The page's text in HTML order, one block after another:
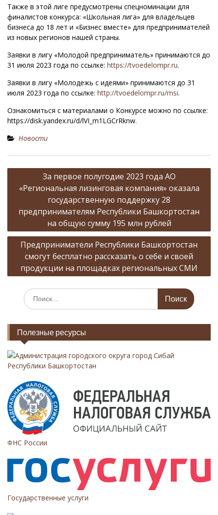
Также в этой лиге предусмотрены спецноминации для
финалистов конкурса: «Школьная лига» для владельцев
бизнеса до 18 лет и «Бизнес вместе» для предпринимателей
из новых регионов нашей страны.
Заявки в лигу «Молодой предприниматель» принимаются до
31 июля 2023 года по ссылке: https://tvoedelompr.ru.
Заявки в лигу «Молодежь с идеями» принимаются до 31
июля 2023 года по ссылке: http://tvoedelompr.ru/msi.
Ознакомиться с материалами о Конкурсе можно по ссылке:
https://disk.yandex.ru/d/lVI_m1LGCrRknw.
Новости
Н
г
и
п
с
я
м
За первое полугодие 2023 года АО
«Региональная лизинговая компания» оказала
государственную поддержку 28
предпринимателям Республики Башкортостан
на общую сумму 195 млн рублей
Предприниматели Республики Башкортостан
смогут бесплатно рассказать о себе и своей
продукции на площадках региональных СМИ
И
с
а
т
ь
:
Полезные ресурсы
Администрация городского округа город Сибай
Республики Башкортостан
ФНС России
Государственные услуги